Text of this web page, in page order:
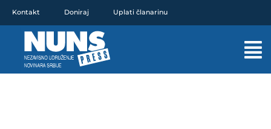
sadržaj
Kontakt Doniraj Uplati članarinu